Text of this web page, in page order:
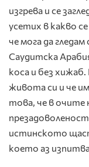
изгрева и се
усетих в какво
че мога да
Саудитска
коса и без
живота си и че
това, че в очите
истинското
което аз